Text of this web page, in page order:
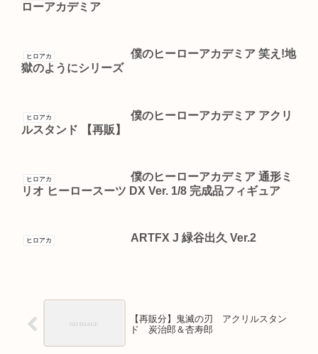
ローアカデミア
ヒロアカ
僕のヒーローアカデミア 笑え!地
獄のようにシリーズ
ヒロアカ
僕のヒーローアカデミア アクリ
ルスタンド 【再販】
ヒロアカ
僕のヒーローアカデミア 通形ミ
リオ ヒーロースーツ DX Ver. 1/8 完成品フィギュア
ヒロアカ ARTFX J 緑谷出久 Ver.2
【再販分】鬼滅の刃 アクリルスタン
ド 炭治郎＆杏寿郎